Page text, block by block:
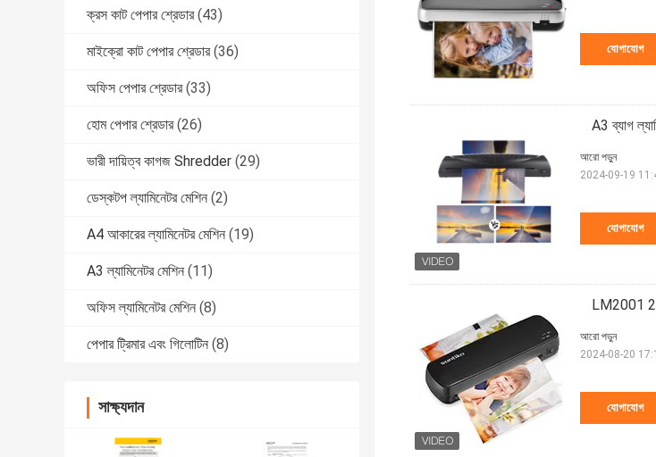
ক্রস কাট পেপার শ্রেডার (43)
মাইক্রো কাট পেপার শ্রেডার (36)
অফিস পেপার শ্রেডার (33)
হোম পেপার শ্রেডার (26)
ভারী দায়িত্ব কাগজ Shredder (29)
ডেস্কটপ ল্যামিনেটর মেশিন (2)
A4 আকারের ল্যামিনেটর মেশিন (19)
A3 ল্যামিনেটর মেশিন (11)
অফিস ল্যামিনেটর মেশিন (8)
পেপার ট্রিমার এবং গিলোটিন (8)
সাক্ষ্যদান
যোগাযোগ
A3 ব্যাগ
যোগাযোগ
আরো পড়ুন
2024-09-19
LM2001
যোগাযোগ
আরো পড়ুন
2024-08-20